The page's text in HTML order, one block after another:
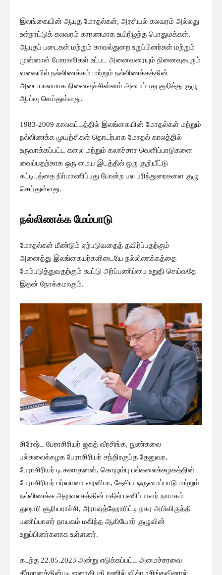
இலங்கையின் ஆயுத மோதல்கள், அரசியல் கலவரம் அல்லது
உள்நாட்டுக் கலவரம் காரணமாக உயிரிழந்த பொதுமக்கள்,
ஆயுதப் படைகள் மற்றும் காவல்துறை உறுப்பினர்கள் மற்றும்
முன்னாள் போராளிகள் உட்பட அனைவரையும் நினைவுகூரும்
வகையில் நல்லிணக்கம் மற்றும் நல்லிணக்கத்தின்
அடையாளமாக நினைவுச்சின்னம் அமைப்பது குறித்து குழு
ஆய்வு செய்துள்ளது.
1983-2009 காலகட்டத்தில் இலங்கையின் மோதல்கள் மற்றும்
நல்லிணக்க முயற்சிகள் தொடர்பாக மோதல் காலத்தில்
உருவாக்கப்பட்ட கலை மற்றும் கலாச்சார வெளிப்பாடுகளை
வைப்பதற்காக ஒரு மைய இடத்தில் ஒரு குறியீட்டு
கட்டிடத்தை நிர்மாணிப்பது போன்ற பல பரிந்துரைகளை குழு
செய்துள்ளது.
நல்லிணக்க மேம்பாடு
மோதல்கள் மீண்டும் ஏற்படுவதைத் தவிர்ப்பதற்கும்
அனைத்து இலங்கையர்களிடையே நல்லிணக்கத்தை
மேம்படுத்துவதற்கும் கூட்டு அர்ப்பணிப்பை உறுதி செய்வதே
இதன் நோக்கமாகும்.
சிரேஷ்ட பேராசிரியர் ஜகத் வீரசிங்க, நுண்கலை
பல்கலைக்கழக பேராசிரியர் சந்திரகுப்த தேனுவர,
பேராசிரியர் டி.சனாதனன், கொழும்பு பல்கலைக்கழகத்தின்
பேராசிரியர் பர்ஸானா ஹனிபா, தேசிய ஒருமைப்பாடு மற்றும்
நல்லிணக்க அலுவலகத்தின் பதில் பணிப்பாளர் நாயகம்
துஷாரி சூரியராச்சி, அராவுத்ஹோரிட்டி நகர அபிவிருத்தி
பணிப்பாளர் நாயகம் மகிந்த ஆகியோர் குழுவின்
உறுப்பினர்களாக உள்ளனர்.
கடந்த 22.05.2023 அன்று எடுக்கப்பட்ட அமைச்சரவை
தீர்மானத்தின்படி ஜனாதிபதி ரணில் விக்ரமசிங்கவினால்